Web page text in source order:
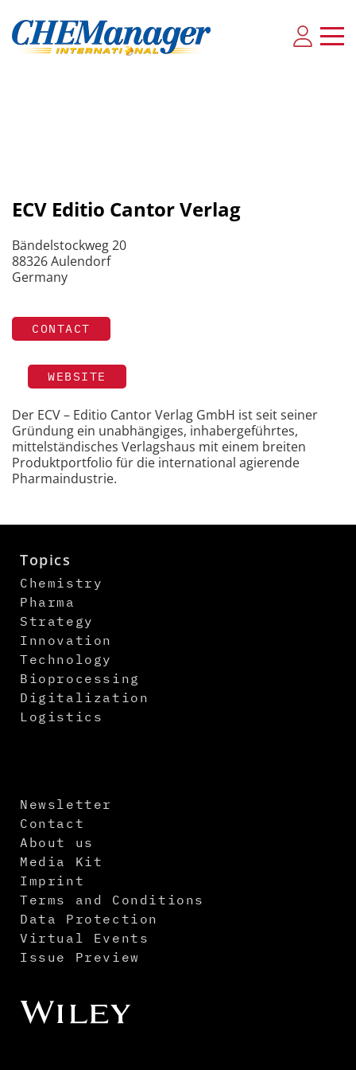
ECV Editio Cantor Verlag
Bändelstockweg 20
88326 Aulendorf
Germany
CONTACT
WEBSITE
Der ECV – Editio Cantor Verlag GmbH ist seit seiner
Gründung ein unabhängiges, inhabergeführtes,
mittelständisches Verlagshaus mit einem breiten
Produktportfolio für die international agierende
Pharmaindustrie.
Topics
Chemistry
Pharma
Strategy
Innovation
Technology
Bioprocessing
Digitalization
Logistics
Newsletter
Contact
About us
Media Kit
Imprint
Terms and Conditions
Data Protection
Virtual Events
Issue Preview